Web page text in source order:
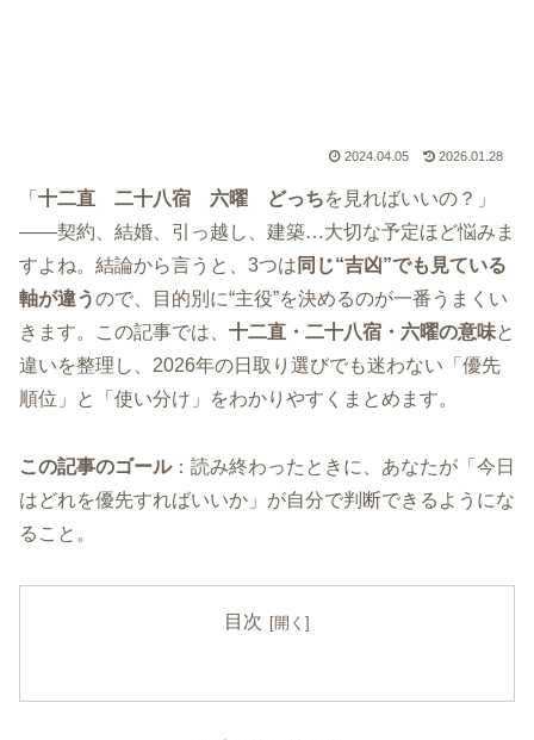
2024.04.05 2026.01.28
「 十二直 二十八宿 六曜 どっちを見ればいいの？」
――契約、結婚、引っ越し、建築…大切な予定ほど悩みま
すよね。結論から言うと、3つは 同じ“吉凶”でも見ている
軸が違うので、目的別に“主役”を決めるのが一番うまくい
きます。この記事では、 十二直・二十八宿・六曜の意味と
違いを整理し、2026年の日取り選びでも迷わない「優先
順位」と「使い分け」をわかりやすくまとめます。
この記事のゴール：読み終わったときに、あなたが「今日
はどれを優先すればいいか」が自分で判断できるようにな
ること。
目次